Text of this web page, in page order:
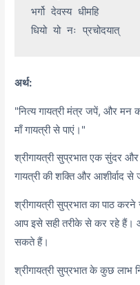
भर्गो देवस्य धीमहि
धियो यो नः प्रचोदयात्
अर्थ:
"नित्य गायत्री मंत्र जपें, और मन
माँ गायत्री से पाएं।"
श्रीगायत्री सुप्रभात एक सुंदर और
गायत्री की शक्ति और आशीर्वाद
श्रीगायत्री सुप्रभात का पाठ
आप इसे सही तरीके से कर रहे हैं।
सकते हैं।
श्रीगायत्री सुप्रभात के कुछ लाभ